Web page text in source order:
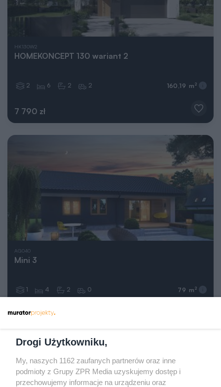
HK130W2
HOMEKONCEPT 130 wariant 2
7 790 zł
2 6 2 2 160,19 m 2
AG040
Mini 3
3 600 zł
3 600 złnajniższa cena przed obniżką
1 4 2 0 79 m 2
Następna
strona
Drogi Użytkowniku,
My, naszych 1162 zaufanych partnerów oraz inne
podmioty z Grupy ZPR Media uzyskujemy dostęp i
przechowujemy informacje na urządzeniu oraz